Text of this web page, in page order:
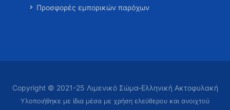
Προσφορές εμπορικών παρόχων
Copyright © 2021-25 Λιμενικό Σώμα-Ελληνική Ακτοφυλακή
Υλοποιήθηκε με ίδια μέσα με χρήση ελεύθερου και ανοιχτού